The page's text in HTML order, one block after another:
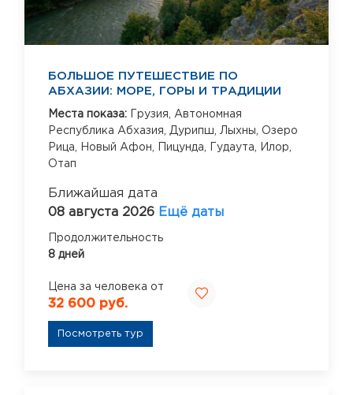
БОЛЬШОЕ ПУТЕШЕСТВИЕ ПО
АБХАЗИИ: МОРЕ, ГОРЫ И ТРАДИЦИИ
Места показа: Грузия, Автономная
Республика Абхазия, Дурипш, Лыхны, Озеро
Рица,
Новый Афон, Пицунда, Гудаута,
Илор,
Отап
Ближайшая дата
08 августа 2026 Ещё даты
Продолжительность
8 дней
Цена за человека от
32 600 руб.
Посмотреть тур